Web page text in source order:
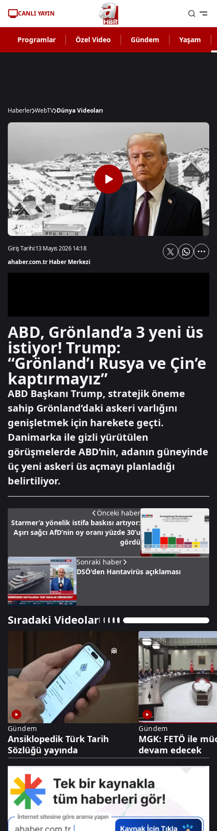
CANLI YAYIN
Programlar Özel Video Gündem Yaşam
Haberler WebTV Dünya Videoları
Giriş Tarihi:13 Mayıs 2026 14:18
ahaber.com.tr Haber Merkezi
ABD, Grönland’a 3 yeni üs
istiyor! Trump:
“Grönland’ı Rusya ve Çin’e
kaptırmayız”
ABD Başkanı Trump, stratejik öneme
sahip Grönland’daki askeri varlığını
genişletmek için harekete geçti.
Danimarka ile gizli yürütülen
görüşmelerde ABD’nin, adanın güneyinde
üç yeni askeri üs açmayı planladığı
belirtiliyor.
Önceki haber
Starmer’a yönelik istifa baskısı artıyor:
Aşırı sağcı AfD’nin oy oranı yüzde 30’u
gördü
Sonraki haber
DSÖ'den Hantavirüs açıklaması
Sıradaki Videolar
Gündem
Ansiklopedik Türk Tarih
Sözlüğü yayında
Gündem
MGK: FETÖ ile
devam edecek